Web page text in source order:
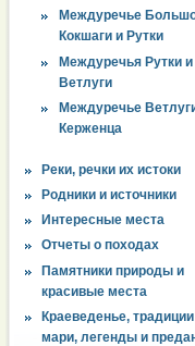
Междуречье
Кокшаги и Рутки
Междуречья Рутки и
Ветлуги
Междуречье
Керженца
Реки, речки их истоки
Родники и источники
Интересные места
Отчеты о походах
Памятники природы и
красивые места
Краеведенье,
мари, легенды и